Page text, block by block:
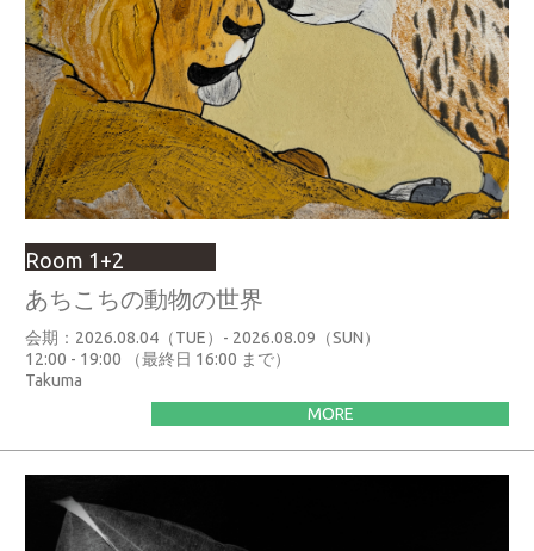
Room 1+2
あちこちの動物の世界
会期：2026.08.04（TUE）- 2026.08.09（SUN）
12:00 - 19:00 （最終日 16:00 まで）
Takuma
MORE